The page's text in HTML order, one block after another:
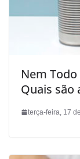
Nem Todo
Quais são
terça-feira, 17